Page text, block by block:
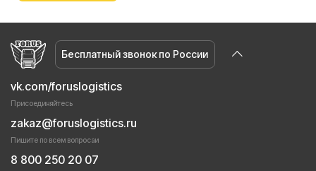
Бесплатный звонок по России
vk.com/foruslogistics
Присоединяйтесь
zakaz@foruslogistics.ru
Пишите по всем вопросаи
8 800 250 20 07